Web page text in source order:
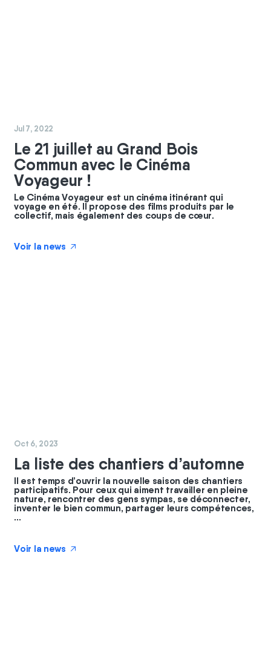
#coopérateurs
Jul 7, 2022
Le 21 juillet au Grand Bois
Commun avec le Cinéma
Voyageur !
Le Cinéma Voyageur est un cinéma itinérant qui
voyage en été. Il propose des films produits par le
collectif, mais également des coups de cœur.
Voir la news ↗
#commun
Oct 6, 2023
La liste des chantiers d’automne
Il est temps d’ouvrir la nouvelle saison des chantiers
participatifs. Pour ceux qui aiment travailler en pleine
nature, rencontrer des gens sympas, se déconnecter,
inventer le bien commun, partager leurs compétences,
...
Voir la news ↗